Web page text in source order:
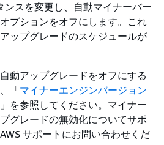
ンスを変更し、自動マイナーバー
プションをオフにします。これ
ップグレードのスケジュールが
動アップグレードをオフにする
「マイナーエンジンバージョン
」を参照してください。マイナー
グレードの無効化についてサポ
サポートにお問い合わせくだ